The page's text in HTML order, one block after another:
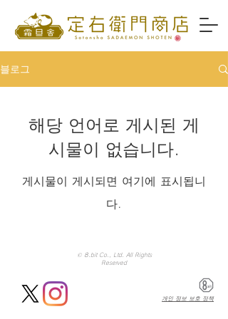
블로그
해당 언어로 게시된 게
시물이 없습니다.
게시물이 게시되면 여기에 표시됩니
다.
© 8.bit Co., Ltd. All Rights
Reserved
개인 정보 보호 정책